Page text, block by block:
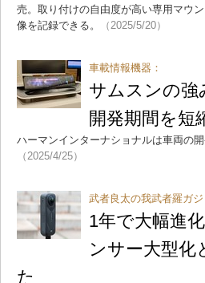
売。取り付けの自由度が高い専用マウ
像を記録できる。
（2025/5/20）
車載情報機器：
サムスンの強
開発期間を短
ハーマンインターナショナルは車両の
（2025/4/25）
武者良太の我武者羅ガジ
1年で大幅進
ンサー大型化
た